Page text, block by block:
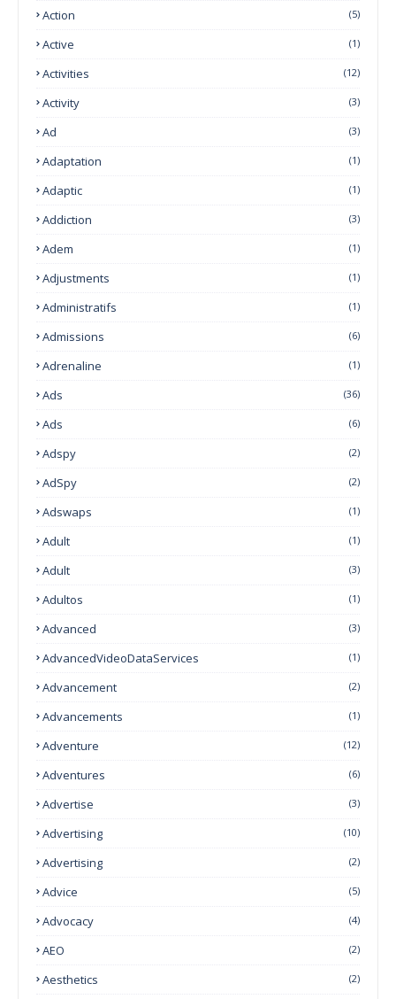
Action (5)
Active (1)
Activities (12)
Activity (3)
Ad (3)
Adaptation (1)
Adaptic (1)
Addiction (3)
Adem (1)
Adjustments (1)
Administratifs (1)
Admissions (6)
Adrenaline (1)
Ads (36)
Ads (6)
Adspy (2)
AdSpy (2)
Adswaps (1)
Adult (1)
Adult (3)
Adultos (1)
Advanced (3)
AdvancedVideoDataServices (1)
Advancement (2)
Advancements (1)
Adventure (12)
Adventures (6)
Advertise (3)
Advertising (10)
Advertising (2)
Advice (5)
Advocacy (4)
AEO (2)
Aesthetics (2)